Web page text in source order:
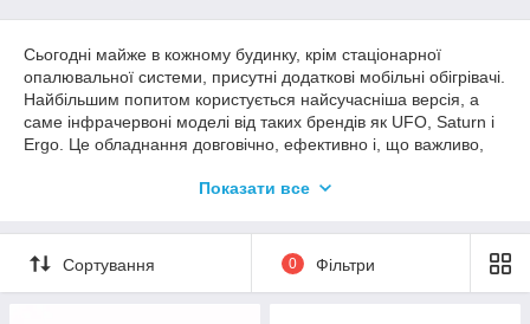
Сьогодні майже в кожному будинку, крім стаціонарної
опалювальної системи, присутні додаткові мобільні обігрівачі.
Найбільшим попитом користується найсучасніша версія, а
саме інфрачервоні моделі від таких брендів як UFO, Saturn і
Ergo. Це обладнання довговічно, ефективно і, що важливо,
навіть самі надійні агрегати з часом виходять з ладу, в силу
випадку слабким місцем є універсальні спіралі лампи
обігрівачів. На щастя, заміна цього елемента обійдеться
недорого, а в даному розділі представлений величезний
Показати все
Сортування 0 Фільтри